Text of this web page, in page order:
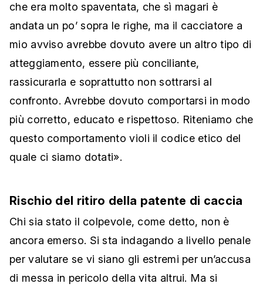
che era molto spaventata, che sì magari è
andata un po’ sopra le righe, ma il cacciatore a
mio avviso avrebbe dovuto avere un altro tipo di
atteggiamento, essere più conciliante,
rassicurarla e soprattutto non sottrarsi al
confronto. Avrebbe dovuto comportarsi in modo
più corretto, educato e rispettoso. Riteniamo che
questo comportamento violi il codice etico del
quale ci siamo dotati».
Rischio del ritiro della patente di caccia
Chi sia stato il colpevole, come detto, non è
ancora emerso. Si sta indagando a livello penale
per valutare se vi siano gli estremi per un’accusa
di messa in pericolo della vita altrui. Ma si